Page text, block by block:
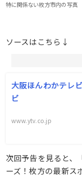
特に関係ない枚方市内の写真
ソースはこちら↓
大阪ほんわかテレ
ビ
www.ytv.co.jp
次回予告を見ると、
ーズ！枚方の最新ス